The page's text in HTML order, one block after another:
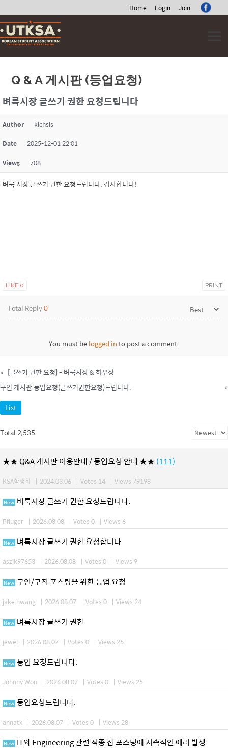
Home Login Join
Skip
to
content
Q & A 게시판 (등업요청)
벼룩시장 글쓰기 권한 요청드립니다
Author klchsis
Date 2025-12-01 22:01
Views 708
벼룩 시장 글쓰기 권한 요청드립니다. 감사합니다!
LIKE 0 PRINT
Total Reply0
You must belogged into post a comment.
« [글쓰기 권한 요청] - 벼룩시장 & 하우징
구인 게시판 등업요청(글쓰기권한요청)드립니다.
»
List
Total 2,535
★★ Q&A 게시판 이용안내 / 등업요청 안내 ★★ (111)
KSA학생회 | 2024.03.06 | Votes 14 | Views 79198
New 벼룩시장 글쓰기 권한 요청드립니다.
Pfluger | 2026.08.08 | Votes 0 | Views 6
New 벼룩시장 글쓰기 권한 요청합니다
aszjk97653 | 2026.08.08 | Votes 0 | Views 9
New 구인/구직 포스팅을 위한 등업 요청
jake.hwang | 2026.08.07 | Votes 0 | Views 24
New 벼룩시장 글쓰기 권한
jewel | 2026.08.07 | Votes 0 | Views 25
New 등업 요청드립니다.
Johnny Won | 2026.08.07 | Votes 0 | Views 25
New 등업요청드립니다.
annatx | 2026.08.07 | Votes 0 | Views 28
New IT와 Engineering 관련 직종 잡 포스팅에 지속적인 에러 발생